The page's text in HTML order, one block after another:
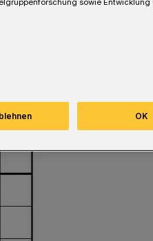
sowie Entwicklung
OK